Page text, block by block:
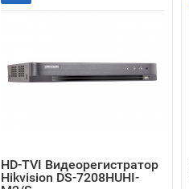
HD-TVI Видеорегистратор
Hikvision DS-7208HUHI-